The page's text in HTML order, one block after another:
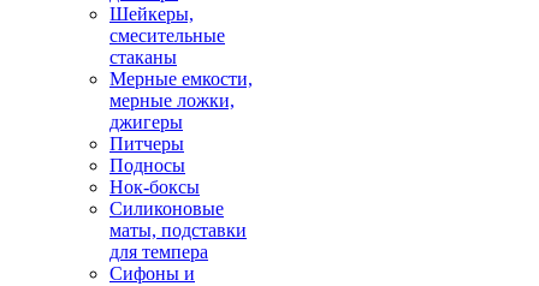
Шейкеры,
смесительные
стаканы
Мерные емкости,
мерные ложки,
джигеры
Питчеры
Подносы
Нок-боксы
Силиконовые
маты, подставки
для темпера
Сифоны и